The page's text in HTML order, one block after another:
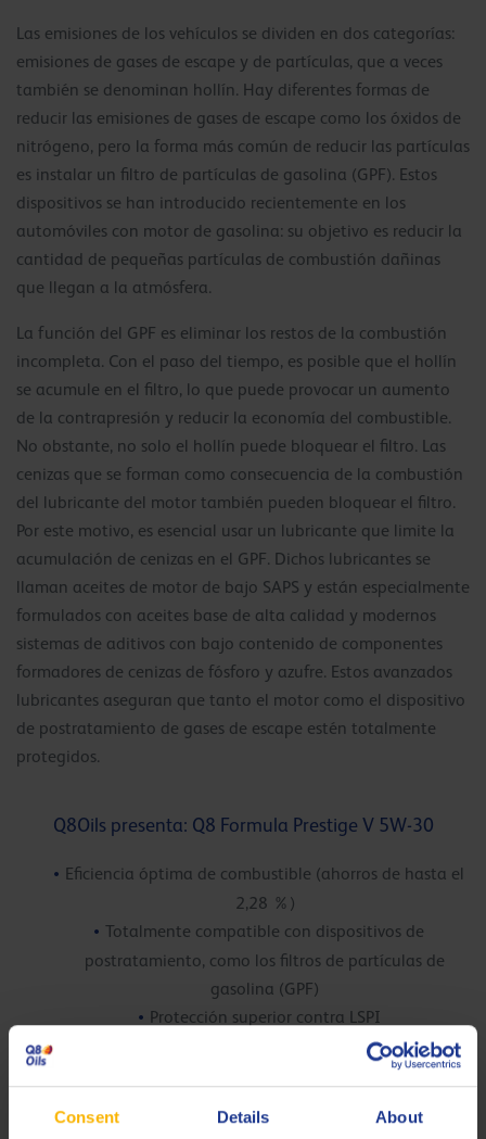
Consent Details About
Las emisiones de los vehículos se dividen en dos categorías:
emisiones de gases de escape y de partículas, que a veces
también se denominan hollín. Hay diferentes formas de
reducir las emisiones de gases de escape como los óxidos de
nitrógeno, pero la forma más común de reducir las partículas
es instalar un filtro de partículas de gasolina (GPF). Estos
dispositivos se han introducido recientemente en los
automóviles con motor de gasolina: su objetivo es reducir la
cantidad de pequeñas partículas de combustión dañinas
que llegan a la atmósfera.
La función del GPF es eliminar los restos de la combustión
incompleta. Con el paso del tiempo, es posible que el hollín
se acumule en el filtro, lo que puede provocar un aumento
de la contrapresión y reducir la economía del combustible.
No obstante, no solo el hollín puede bloquear el filtro. Las
cenizas que se forman como consecuencia de la combustión
del lubricante del motor también pueden bloquear el filtro.
Por este motivo, es esencial usar un lubricante que limite la
acumulación de cenizas en el GPF. Dichos lubricantes se
llaman aceites de motor de bajo SAPS y están especialmente
formulados con aceites base de alta calidad y modernos
sistemas de aditivos con bajo contenido de componentes
formadores de cenizas de fósforo y azufre. Estos avanzados
lubricantes aseguran que tanto el motor como el dispositivo
de postratamiento de gases de escape estén totalmente
protegidos.
Q8Oils presenta: Q8 Formula Prestige V 5W-30
Eficiencia óptima de combustible (ahorros de hasta el
2,28 %)
Totalmente compatible con dispositivos de
postratamiento, como los filtros de partículas de
gasolina (GPF)
Protección superior contra LSPI
Ha superado con éxito el programa de pruebas de VW